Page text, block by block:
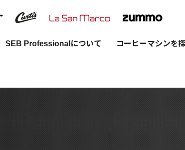
SEB Professionalについて コーヒーマシンを